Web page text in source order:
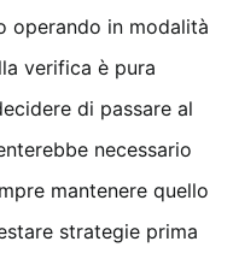
operando in modalità
verifica è pura
di passare al
necessario
mantenere quello
strategie prima